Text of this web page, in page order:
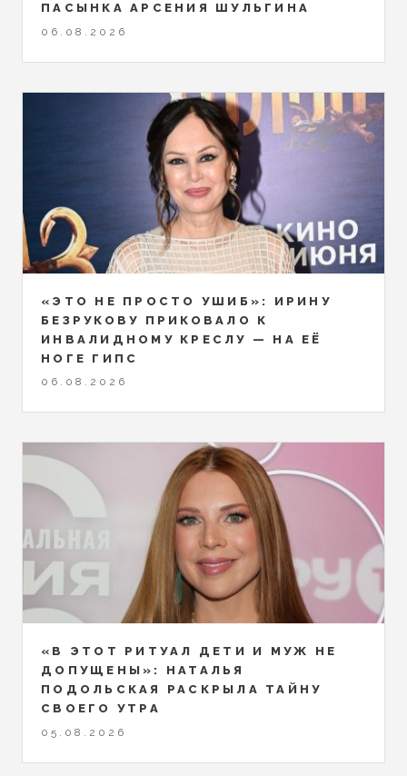
ПАСЫНКА АРСЕНИЯ ШУЛЬГИНА
06.08.2026
«ЭТО НЕ ПРОСТО УШИБ»: ИРИНУ
БЕЗРУКОВУ ПРИКОВАЛО К
ИНВАЛИДНОМУ КРЕСЛУ — НА ЕЁ
НОГЕ ГИПС
06.08.2026
«В ЭТОТ РИТУАЛ ДЕТИ И МУЖ НЕ
ДОПУЩЕНЫ»: НАТАЛЬЯ
ПОДОЛЬСКАЯ РАСКРЫЛА ТАЙНУ
СВОЕГО УТРА
05.08.2026